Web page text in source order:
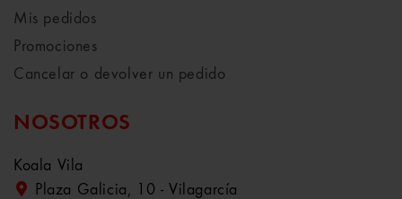
Mis pedidos
Promociones
Cancelar o devolver un pedido
NOSOTROS
Koala Vila
Plaza Galicia, 10 - Vilagarcía